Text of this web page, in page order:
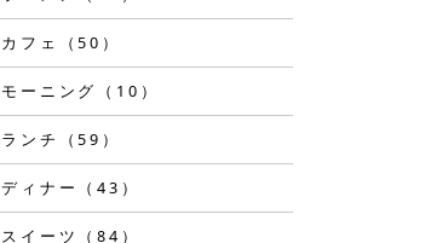
カフェ（50）
モーニング（10）
ランチ（59）
ディナー（43）
スイーツ（84）